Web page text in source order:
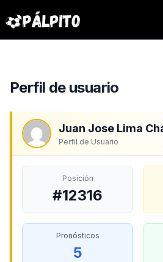
Perfil de usuario
Juan Jose Lima
Perfil de Usuario
Posición
#12316
Pronósticos
5